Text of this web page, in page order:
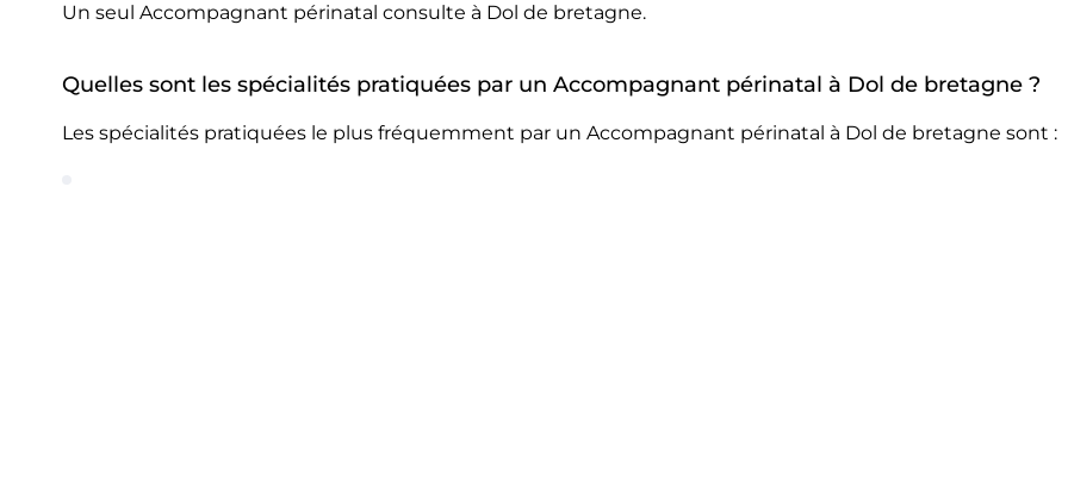
Un seul Accompagnant périnatal consulte à Dol de bretagne.
Quelles sont les spécialités pratiquées par un Accompagnant périnatal à Dol de bretagne ?
Les spécialités pratiquées le plus fréquemment par un Accompagnant périnatal à Dol de bretagne sont :